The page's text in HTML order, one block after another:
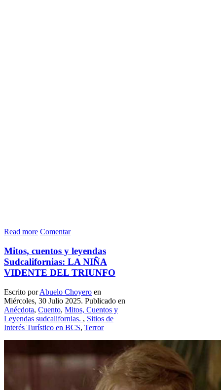
Read more Comentar
Mitos, cuentos y leyendas
Sudcalifornias: LA NIÑA
VIDENTE DEL TRIUNFO
Escrito porAbuelo Choyero en
Miércoles, 30 Julio 2025. Publicado en
Anécdota, Cuento, Mitos, Cuentos y
Leyendas sudcalifornias. , Sitios de
Interés Turístico en BCS, Terror